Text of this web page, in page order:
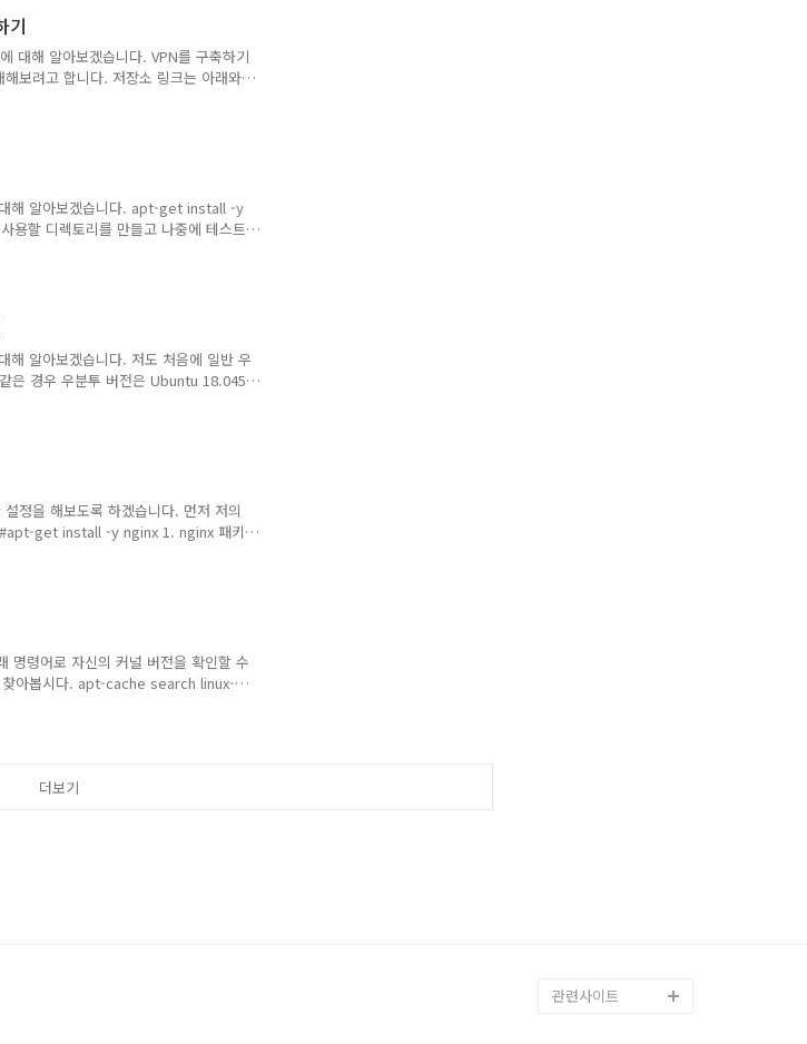
기
대해 알아보겠습니다. VPN를 구축하기
보려고 합니다. 저장소 링크는 아래와
- hwdsl2/setup-ipsec-vpn:
Cisco IPsec and IKEv2 Scripts
해 알아보겠습니다. apt-get install -y
용할 디렉토리를 만들고 나중에 테스트
사용 중이어서 이번 글에서는
mkdir /var/data/web1
해 알아보겠습니다. 저도 처음에 일반 우
은 경우 우분투 버전은 Ubuntu 18.045
netplan 안에 있습니다. vi
용해서 열어주세요. 저의 경우 vi 편집
정을 해보도록 하겠습니다. 먼저 저의
get install -y nginx 1. nginx 패키지
2. nginx.conf 파일에 아래 사진 내용
력해주시면 됩니다.
명령어로 자신의 커널 버전을 확인할 수
아봅시다. apt-cache search linux-
치해줍니다. apt-get install linux-
리부팅을 진행합니다. 그럼 이렇게 커
더보기
관련사이트